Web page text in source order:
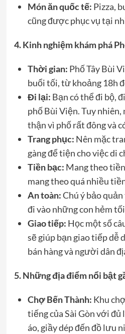
Món ăn quốc tế: Pizza,
cũng được phục vụ tại
4. Kinh nghiệm khám phá
Thời gian: Phố Tây Bùi
buổi tối, từ khoảng 18h
Đi lại: Bạn có thể đi bộ,
phố Bùi Viện. Tuy nhiên,
thận vì phố rất đông và
Trang phục: Nên mặc
gàng để tiện cho việc di
Tiền bạc: Mang theo
mang theo quá nhiều
An toàn:Chú ý bảo
đi vào những con hẻm
Giao tiếp: Học một số
sẽ giúp bạn giao tiếp dễ
bán hàng và người dân
5. Những địa điểm nổi bật
Chợ Bến Thành: Khu
tiếng của Sài Gòn với
áo, giầy dép đến đồ lưu